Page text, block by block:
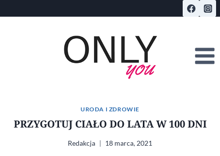
do
URODA I ZDROWIE
PRZYGOTUJ CIAŁO DO LATA W 100 DNI
Redakcja 18 marca, 2021